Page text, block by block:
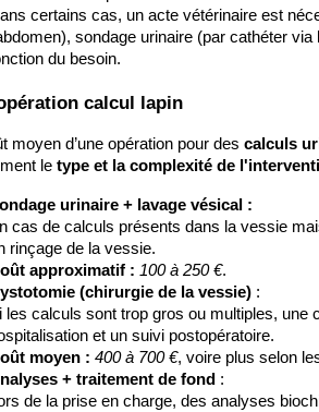
certains cas, un acte vétérinaire est
sondage urinaire (par cathéter
du besoin.
calcul lapin
moyen d’une opération pour des calculs
le type et la complexité de
urinaire + lavage vésical :
cas de calculs présents dans la vessie
rinçage de la vessie.
approximatif : 100 à 250 €.
(chirurgie de la vessie) :
les calculs sont trop gros ou multiples, une
et un suivi postopératoire.
moyen : 400 à 700 €, voire plus selon
+ traitement de fond :
de la prise en charge, des analyses